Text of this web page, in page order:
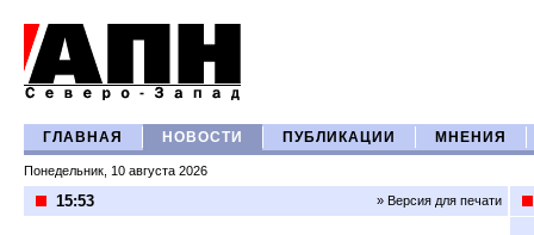
ГЛАВНАЯ НОВОСТИ ПУБЛИКАЦИИ МНЕНИЯ
Понедельник, 10 августа 2026
15:53 » Версия для печати